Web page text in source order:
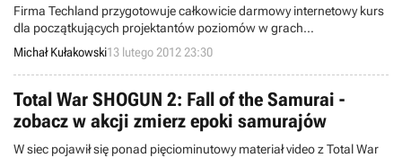
Firma Techland przygotowuje całkowicie darmowy internetowy kurs
dla początkujących projektantów poziomów w grach
komputerowych. Lekcje będą dostępne w sieci, a najlepsi kursanci
mają szansę na pracę w studiu.
Michał Kułakowski13 lutego 2012 23:30
Total War SHOGUN 2: Fall of the Samurai -
zobacz w akcji zmierz epoki samurajów
W siec pojawił się ponad pięciominutowy materiał video z Total War